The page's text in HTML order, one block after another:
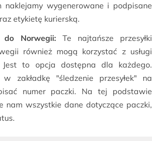
naklejamy wygenerowane i podpisane
etykietę kurierską.
do Norwegii: Te najtańsze przesyłki
również mogą korzystać z usługi
Jest to opcja dostępna dla każdego.
zakładkę "śledzenie przesyłek" na
numer paczki. Na tej podstawie
nam wszystkie dane dotyczące paczki,